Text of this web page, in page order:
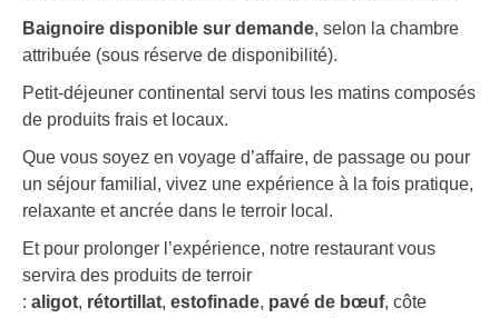
Baignoire disponible sur demande, selon la chambre
attribuée (sous réserve de disponibilité).
Petit-déjeuner continental servi tous les matins composés
de produits frais et locaux.
Que vous soyez en voyage d’affaire, de passage ou pour
un séjour familial, vivez une expérience à la fois pratique,
relaxante et ancrée dans le terroir local.
Et pour prolonger l’expérience, notre restaurant vous
servira des produits de terroir
: aligot, rétortillat, estofinade, pavé de bœuf, côte